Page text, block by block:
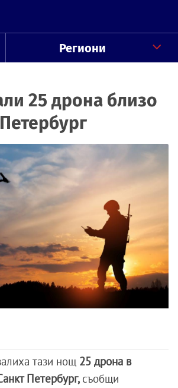
Региони
25 дрона близо
тази нощ 25 дрона в
Петербург, съобщи